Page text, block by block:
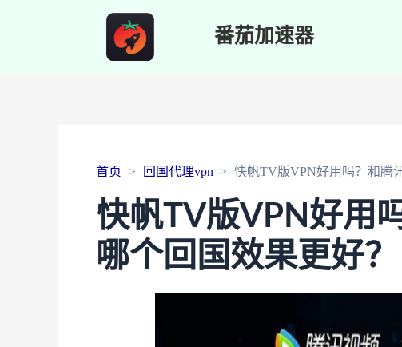
番茄加速器
首页 回国代理vpn 快帆TV版VPN好用吗？和腾
快帆TV版VPN好用
哪个回国效果更好？